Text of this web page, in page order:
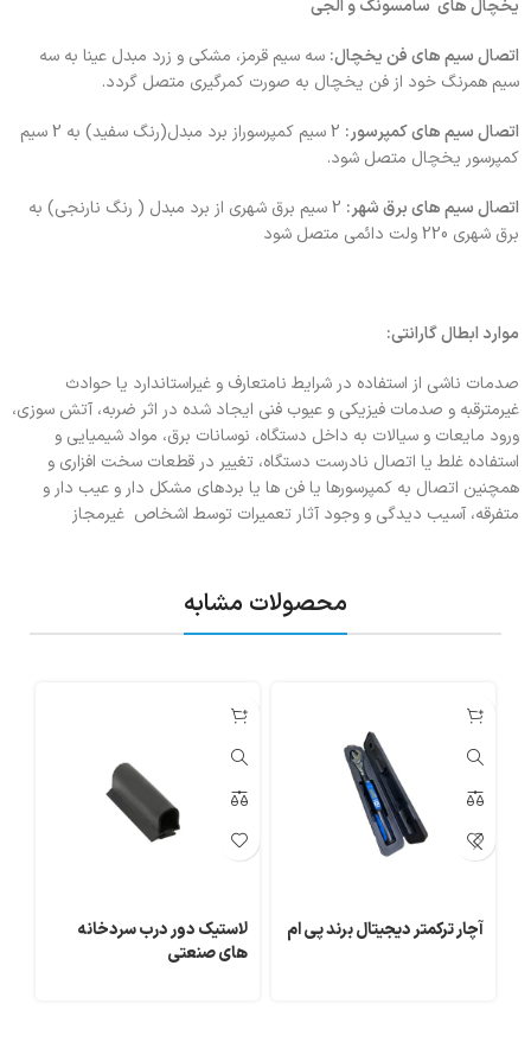
یخچال های سامسونگ و الجی
اتصال سیم های فن یخچال: سه سیم قرمز، مشکی و زرد مبدل عینا به سه
سیم همرنگ خود از فن یخچال به صورت کمرگیری متصل گردد.
اتصال سیم های کمپرسور:
2 سیم کمپرسوراز برد مبدل(رنگ سفید) به 2 سیم
کمپرسور یخچال متصل شود.
اتصال سیم های برق شهر:
2 سیم برق شهری از برد مبدل ( رنگ نارنجی) به
برق شهری 220 ولت دائمی متصل شود
موارد ابطال گارانتی:
صدمات ناشی از استفاده در شرایط نامتعارف و غیراستاندارد یا حوادث
غیرمترقبه و صدمات فیزیکی و عیوب فنی ایجاد شده در اثر ضربه، آتش سوزی،
ورود مایعات و سیالات به داخل دستگاه، نوسانات برق، مواد شیمیایی و
استفاده غلط یا اتصال نادرست دستگاه، تغییر در قطعات سخت افزاری و
همچنین اتصال به کمپرسورها یا فن ها یا بردهای مشکل دار و عیب دار و
متفرقه، آسیب دیدگی و وجود آثار تعمیرات توسط اشخاص غیرمجاز
محصولات مشابه
آچار ترکمتر دیجیتال برند پی ام
لاستیک دور درب سردخانه
های صنعتی